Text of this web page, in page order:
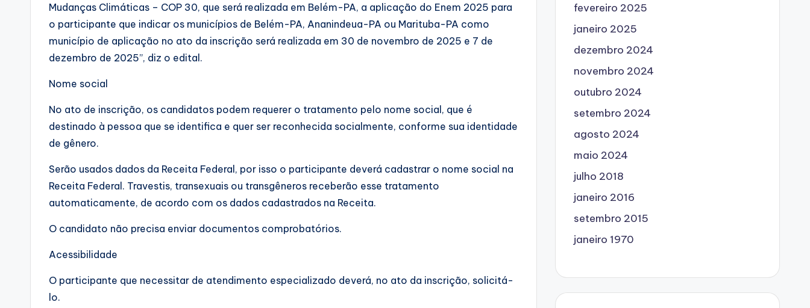
Mudanças Climáticas – COP 30, que será realizada em Belém-PA, a aplicação do Enem 2025 para
o participante que indicar os municípios de Belém-PA, Ananindeua-PA ou Marituba-PA como
município de aplicação no ato da inscrição será realizada em 30 de novembro de 2025 e 7 de
dezembro de 2025”, diz o edital.
Nome social
No ato de inscrição, os candidatos podem requerer o tratamento pelo nome social, que é
destinado à pessoa que se identifica e quer ser reconhecida socialmente, conforme sua identidade
de gênero.
Serão usados dados da Receita Federal, por isso o participante deverá cadastrar o nome social na
Receita Federal. Travestis, transexuais ou transgêneros receberão esse tratamento
automaticamente, de acordo com os dados cadastrados na Receita.
O candidato não precisa enviar documentos comprobatórios.
Acessibilidade
O participante que necessitar de atendimento especializado deverá, no ato da inscrição, solicitá-
lo.
fevereiro 2025
janeiro 2025
dezembro 2024
novembro 2024
outubro 2024
setembro 2024
agosto 2024
maio 2024
julho 2018
janeiro 2016
setembro 2015
janeiro 1970